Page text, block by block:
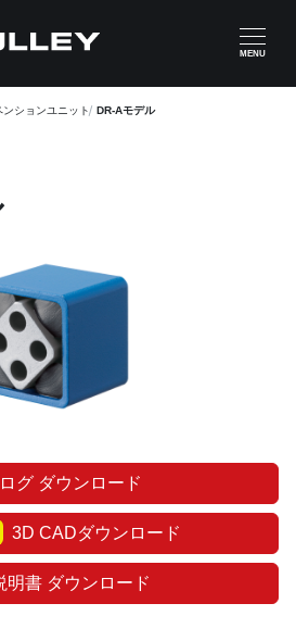
MENU
ンションユニット DR-Aモデル
グ ダウンロード
3D CADダウンロード
明書 ダウンロード